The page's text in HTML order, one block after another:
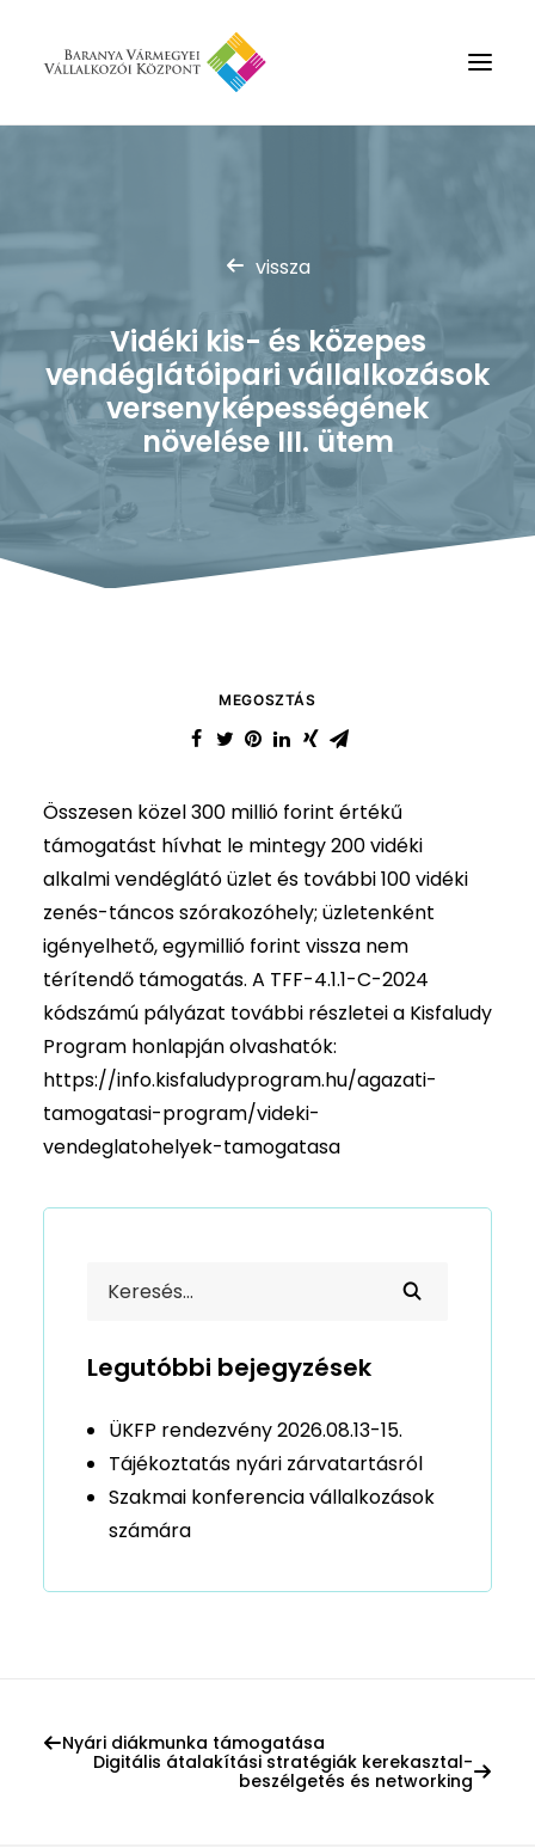
Hírek
Partnerek
Kapcsolat
Keresés
vissza
Vidéki kis- és közepes
vendéglátóipari vállalkozások
versenyképességének
növelése III. ütem
MEGOSZTÁS
Összesen közel 300 millió forint értékű
támogatást hívhat le mintegy 200 vidéki
alkalmi vendéglátó üzlet és további 100 vidéki
zenés-táncos szórakozóhely; üzletenként
igényelhető, egymillió forint vissza nem
térítendő támogatás. A TFF-4.1.1-C-2024
kódszámú pályázat további részletei a Kisfaludy
Program honlapján olvashatók:
https://info.kisfaludyprogram.hu/agazati-
tamogatasi-program/videki-
vendeglatohelyek-tamogatasa
Legutóbbi bejegyzések
ÜKFP rendezvény 2026.08.13-15.
Tájékoztatás nyári zárvatartásról
Szakmai konferencia vállalkozások
számára
Nyári diákmunka támogatása
Digitális átalakítási stratégiák kerekasztal-
beszélgetés és networking